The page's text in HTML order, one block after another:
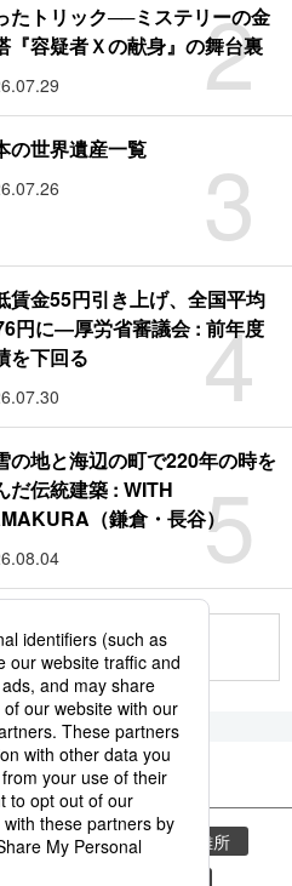
2
たトリック──ミステリーの金
『容疑者Ｘの献身』の舞台裏
3
の世界遺産一覧
4
賃金55円引き上げ、全国平均
円に―厚労省審議会 : 前年度
を下回る
5
の地と海辺の町で220年の時を
だ伝統建築 : WITH
（鎌倉・長谷）
見る
災害 災害
避難所